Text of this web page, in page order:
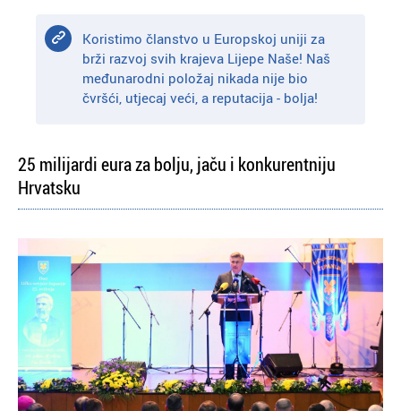
Koristimo članstvo u Europskoj uniji za
brži razvoj svih krajeva Lijepe Naše! Naš
međunarodni položaj nikada nije bio
čvršći, utjecaj veći, a reputacija - bolja!
25 milijardi eura za bolju, jaču i konkurentniju
Hrvatsku